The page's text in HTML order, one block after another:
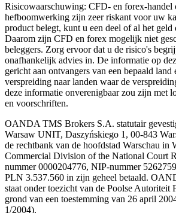
Risicowaarschuwing: CFD- en forex-handel
hefboomwerking zijn zeer riskant voor uw
product belegt, kunt u een deel of al het geld
Daarom zijn CFD en forex mogelijk niet
beleggers. Zorg ervoor dat u de risico's
onafhankelijk advies in. De informatie op
gericht aan ontvangers van een bepaald
verspreiding naar landen waar de
deze informatie onverenigbaar zou zijn met
en voorschriften.
OANDA TMS Brokers S.A. statutair
Warsaw UNIT, Daszyńskiego 1, 00-843
de rechtbank van de hoofdstad Warschau in
Commercial Division of the National Court
nummer 0000204776, NIP-nummer
PLN 3.537.560 in zijn geheel betaald.
staat onder toezicht van de Poolse Autoriteit
grond van een toestemming van 26 april
1/2004).